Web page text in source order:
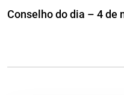
Conselho do dia – 4 de